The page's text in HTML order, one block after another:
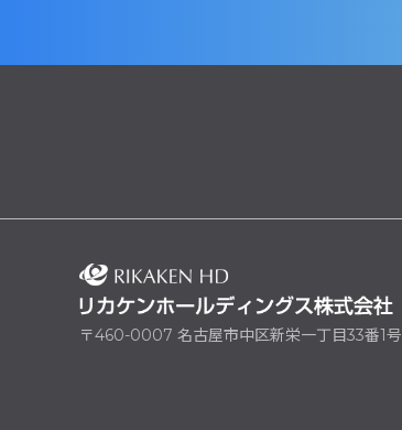
〒460-0007 名古屋市中区新栄一丁目33番1号